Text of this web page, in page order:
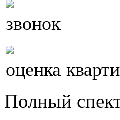
звонок
оценка
Полный